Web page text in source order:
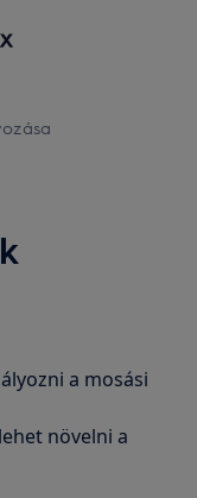
a mosási
növelni a